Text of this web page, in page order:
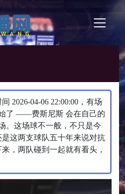
2026-04-06 22:00:00，有场
了 ——费斯尼斯 会在自己的
。​这场球不一般，不只是今
这两支球队五十年来说对抗
，两队碰到一起就有看头，